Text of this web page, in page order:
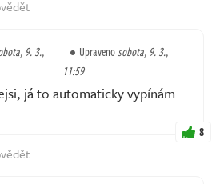
9. 3.,
Upravenosobota, 9. 3.,
11:59
já to automaticky vypínám
8